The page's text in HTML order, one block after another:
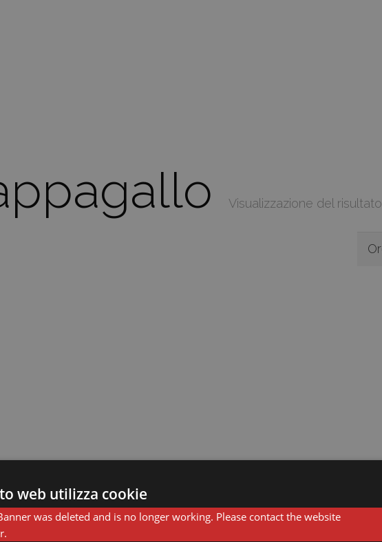
Visualizzazione del risultato
web utilizza cookie
was deleted and is no longer working. Please contact the website